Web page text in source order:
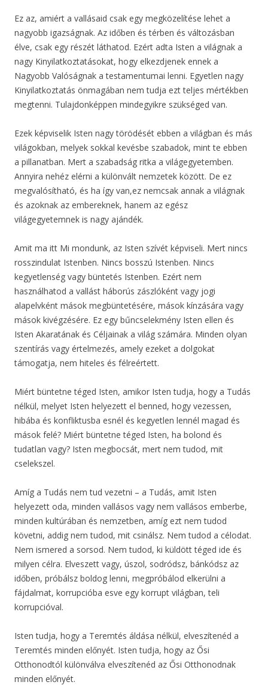
Ez az, amiért a vallásaid csak egy megközelítése lehet a
nagyobb igazságnak. Az időben és térben és változásban
élve, csak egy részét láthatod. Ezért adta Isten a világnak a
nagy Kinyilatkoztatásokat, hogy elkezdjenek ennek a
Nagyobb Valóságnak a testamentumai lenni. Egyetlen nagy
Kinyilatkoztatás önmagában nem tudja ezt teljes mértékben
megtenni. Tulajdonképpen mindegyikre szükséged van.
Ezek képviselik Isten nagy törödését ebben a világban és más
világokban, melyek sokkal kevésbe szabadok, mint te ebben
a pillanatban. Mert a szabadság ritka a világegyetemben.
Annyira nehéz elérni a különvált nemzetek között. De ez
megvalósítható, és ha így van,ez nemcsak annak a világnak
és azoknak az embereknek, hanem az egész
világegyetemnek is nagy ajándék.
Amit ma itt Mi mondunk, az Isten szívét képviseli. Mert nincs
rosszindulat Istenben. Nincs bosszú Istenben. Nincs
kegyetlenség vagy büntetés Istenben. Ezért nem
használhatod a vallást háborús zászlóként vagy jogi
alapelvként mások megbüntetésére, mások kínzására vagy
mások kivégzésére. Ez egy bűncselekmény Isten ellen és
Isten Akaratának és Céljainak a világ számára. Minden olyan
szentírás vagy értelmezés, amely ezeket a dolgokat
támogatja, nem hiteles és félreértett.
Miért büntetne téged Isten, amikor Isten tudja, hogy a Tudás
nélkül, melyet Isten helyezett el benned, hogy vezessen,
hibába és konfliktusba esnél és kegyetlen lennél magad és
mások felé? Miért büntetne téged Isten, ha bolond és
tudatlan vagy? Isten megbocsát, mert nem tudod, mit
cselekszel.
Amíg a Tudás nem tud vezetni – a Tudás, amit Isten
helyezett oda, minden vallásos vagy nem vallásos emberbe,
minden kultúrában és nemzetben, amíg ezt nem tudod
követni, addig nem tudod, mit csinálsz. Nem tudod a célodat.
Nem ismered a sorsod. Nem tudod, ki küldött téged ide és
milyen célra. Elveszett vagy, úszol, sodródsz, bánkódsz az
időben, próbálsz boldog lenni, megpróbálod elkerülni a
fájdalmat, korrupcióba esve egy korrupt világban, teli
korrupcióval.
Isten tudja, hogy a Teremtés áldása nélkül, elveszítenéd a
Teremtés minden előnyét. Isten tudja, hogy az Ősi
Otthonodtól különválva elveszítenéd az Ősi Otthonodnak
minden előnyét.